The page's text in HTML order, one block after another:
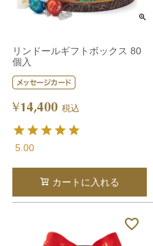
リンドールギフトボックス 80
個入
¥14,400 税込
5.00
カートに入れる